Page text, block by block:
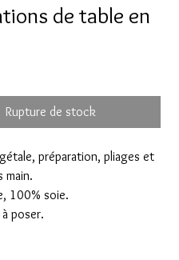
de table en
Rupture de stock
préparation, pliages et
main.
100% soie.
poser.